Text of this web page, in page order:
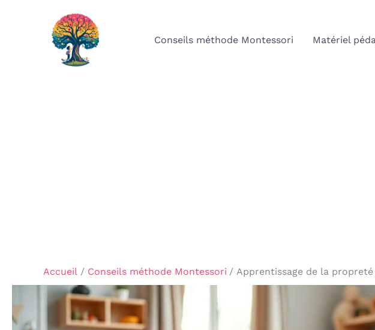
Conseils méthode Montessori Matériel
Accueil Conseils méthode Montessori Apprentissage de la